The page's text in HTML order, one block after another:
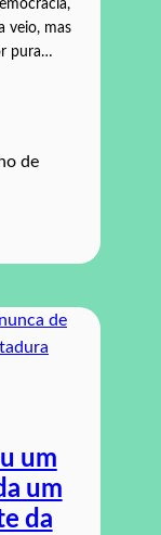
veio, mas
pura…
de
um
um
da